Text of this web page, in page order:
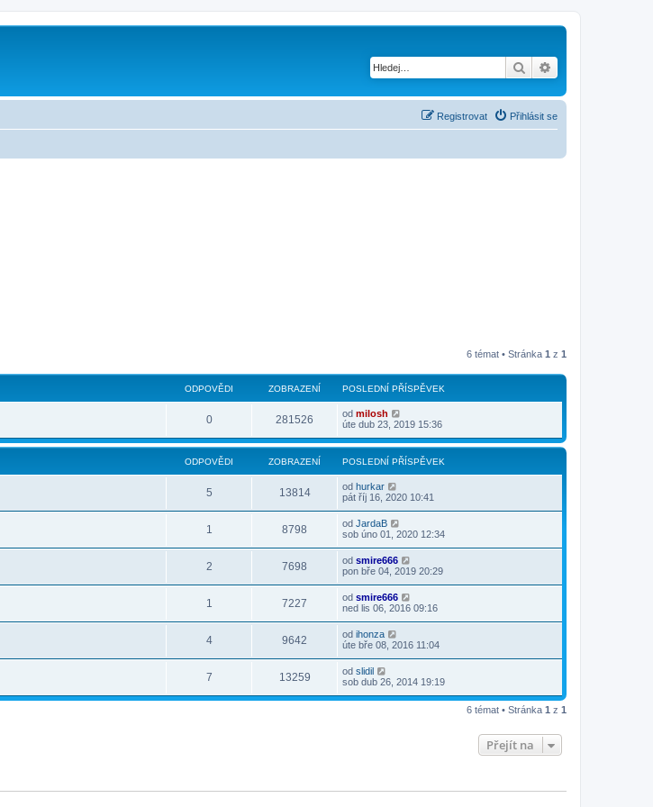
Hledat
Přihlásit se
Registrovat
6 témat • Stránka 1 z 1
ODPOVĚDI ZOBRAZENÍ POSLEDNÍ PŘÍSPĚVEK
0 281526 od milosh
úte dub 23, 2019 15:36
ODPOVĚDI ZOBRAZENÍ POSLEDNÍ PŘÍSPĚVEK
5 13814 od hurkar
pát říj 16, 2020 10:41
1 8798 od JardaB
sob úno 01, 2020 12:34
2 7698 od smire666
pon bře 04, 2019 20:29
1 7227 od smire666
ned lis 06, 2016 09:16
4 9642 od ihonza
úte bře 08, 2016 11:04
7 13259 od slidil
sob dub 26, 2014 19:19
6 témat • Stránka 1 z 1
Přejít na